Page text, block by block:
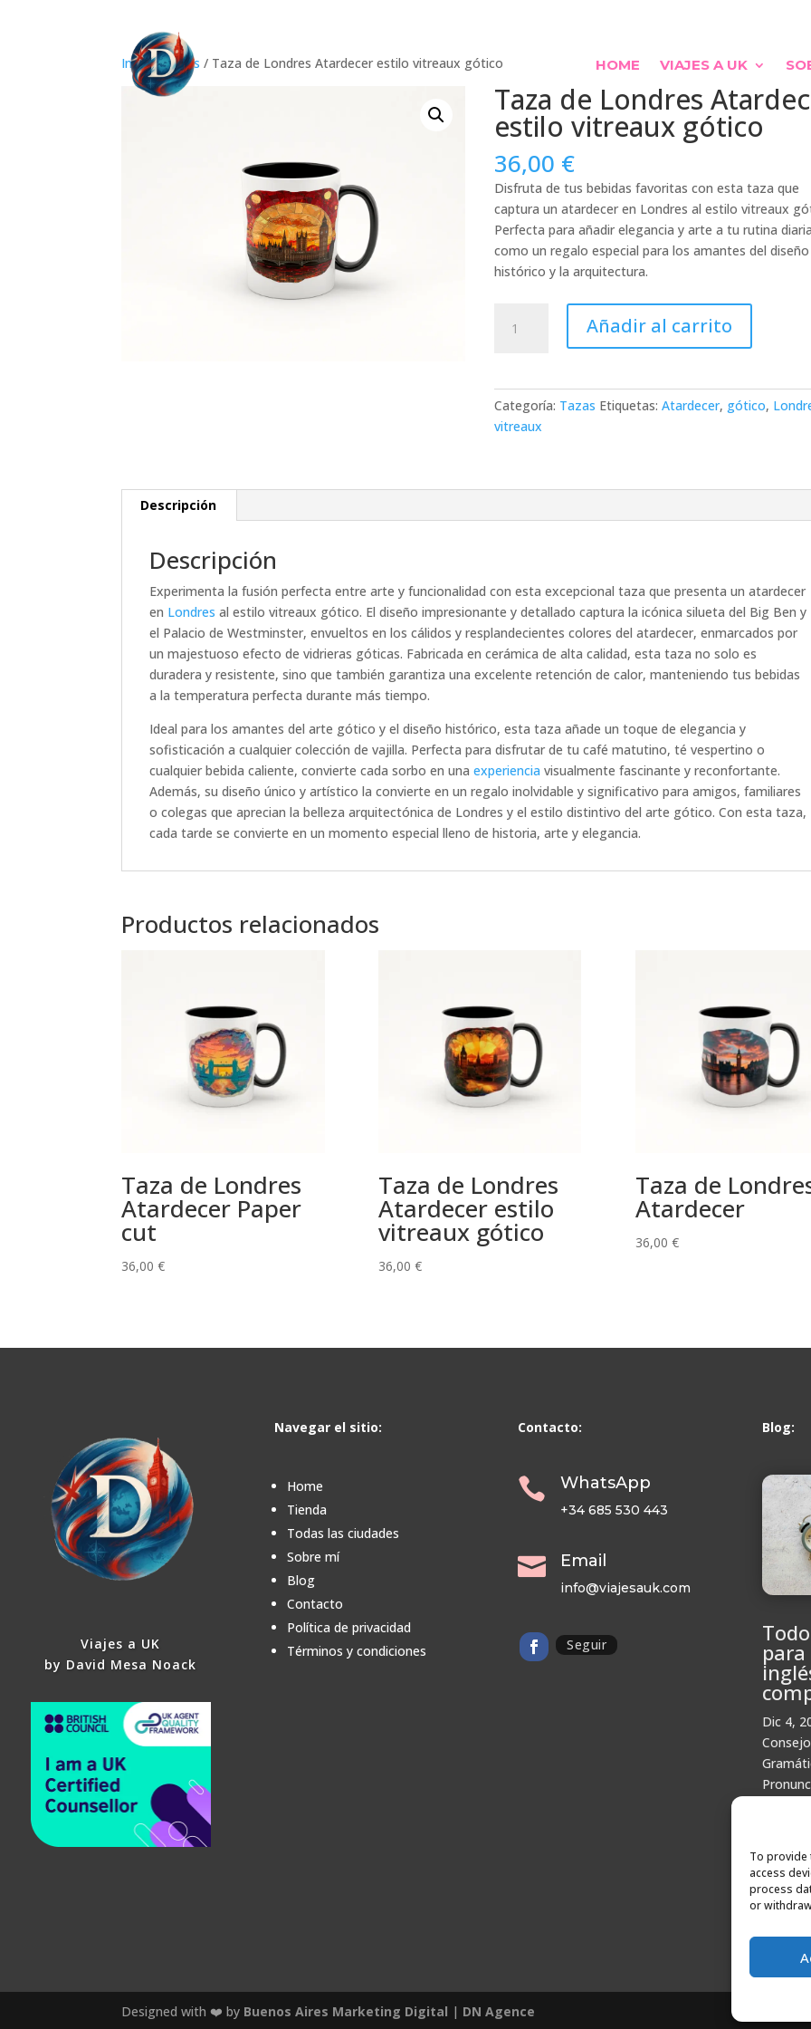
To provide
access
process
or
HOME VIAJES A UK
Inicio/Tazas / Taza de Londres Atardecer estilo vitreaux gótico
Taza de Londres
estilo vitreaux gótico
36,00 €
Disfruta de tus bebidas favoritas con esta taza que
captura un atardecer en Londres al estilo vitreaux
Perfecta para añadir elegancia y arte a tu rutina
como un regalo especial para los amantes del diseño
histórico y la arquitectura.
vitreaux
Añadir al carrito
Categoría: Tazas Etiquetas:Atardecer, gótico,
vitreaux
Descripción
Descripción
Experimenta la fusión perfecta entre arte y funcionalidad con esta excepcional taza que presenta un atardecer
en Londres al estilo vitreaux gótico. El diseño impresionante y detallado captura la icónica silueta del Big Ben y
el Palacio de Westminster, envueltos en los cálidos y resplandecientes colores del atardecer, enmarcados por
un majestuoso efecto de vidrieras góticas. Fabricada en cerámica de alta calidad, esta taza no solo es
duradera y resistente, sino que también garantiza una excelente retención de calor, manteniendo tus bebidas
a la temperatura perfecta durante más tiempo.
Ideal para los amantes del arte gótico y el diseño histórico, esta taza añade un toque de elegancia y
sofisticación a cualquier colección de vajilla. Perfecta para disfrutar de tu café matutino, té vespertino o
cualquier bebida caliente, convierte cada sorbo en unaexperiencia visualmente fascinante y reconfortante.
Además, su diseño único y artístico la convierte en un regalo inolvidable y significativo para amigos, familiares
o colegas que aprecian la belleza arquitectónica de Londres y el estilo distintivo del arte gótico. Con esta taza,
cada tarde se convierte en un momento especial lleno de historia, arte y elegancia.
Productos relacionados
Taza de Londres
Atardecer Paper
cut
36,00€
Taza de Londres
Atardecer estilo
vitreaux gótico
36,00 €
Taza de
Atardecer
36,00 €
Viajes a UK
by David Mesa Noack
Navegar el sitio:
Home
Tienda
Todas las ciudades
Sobre mí
Blog
Contacto
Política de privacidad
Términos y condiciones
Contacto:
 WhatsApp
+34 685 530 443
 Email
info@viajesauk.com
Seguir
Blog:
Dic 4,
«
Designed with ❤️ by Buenos Aires Marketing Digital | DN Agence